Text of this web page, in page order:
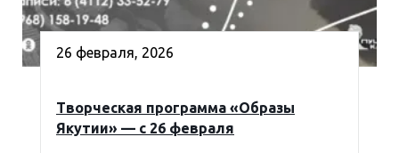
26 февраля, 2026
Творческая программа «Образы
Якутии» — с 26 февраля